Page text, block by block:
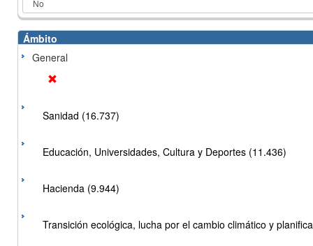
Ámbito
General
Sanidad (16.737)
Educación, Universidades, Cultura y Deportes (11.436)
Hacienda (9.944)
Transición ecológica, lucha por el cambio climático y